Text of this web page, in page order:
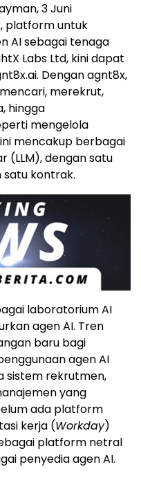
3 Juni
platform untuk
AI sebagai tenaga
Labs Ltd, kini dapat
Dengan agnt8x,
merekrut,
hingga
mengelola
mencakup berbagai
(LLM), dengan satu
satu kontrak.
laboratorium AI
agen AI. Tren
baru bagi
agen AI
sistem rekrutmen,
yang
ada platform
kerja (Workday)
platform netral
penyedia agen AI.